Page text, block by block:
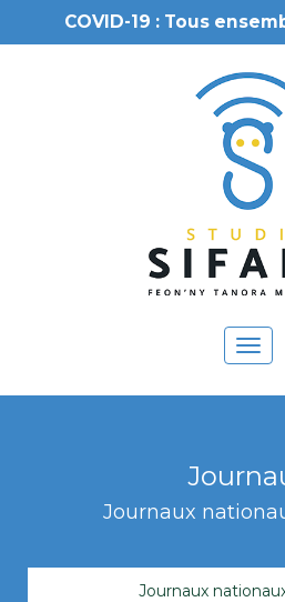
COVID-19 : Tous
Journaux
Journaux